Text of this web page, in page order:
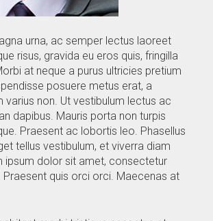
urna, ac semper lectus laoreet
risus, gravida eu eros quis, fringilla
at neque a purus ultricies pretium
posuere metus erat, a
varius non. Ut vestibulum lectus ac
dapibus. Mauris porta non turpis
Praesent ac lobortis leo. Phasellus
tellus vestibulum, et viverra diam
ipsum dolor sit amet, consectetur
Praesent quis orci orci. Maecenas at